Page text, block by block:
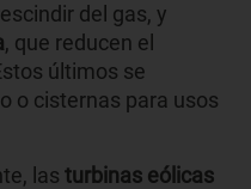
del gas, y
, que reducen el
últimos se
o cisternas para usos
las turbinas eólicas